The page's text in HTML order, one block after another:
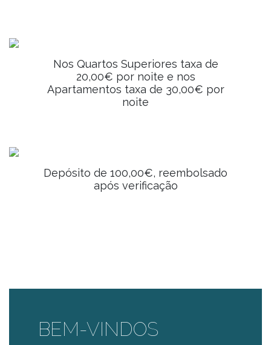
Nos Quartos Superiores taxa de
20,00€ por noite e nos
Apartamentos taxa de 30,00€ por
noite
Depósito de 100,00€, reembolsado
após verificação
BEM-VINDOS